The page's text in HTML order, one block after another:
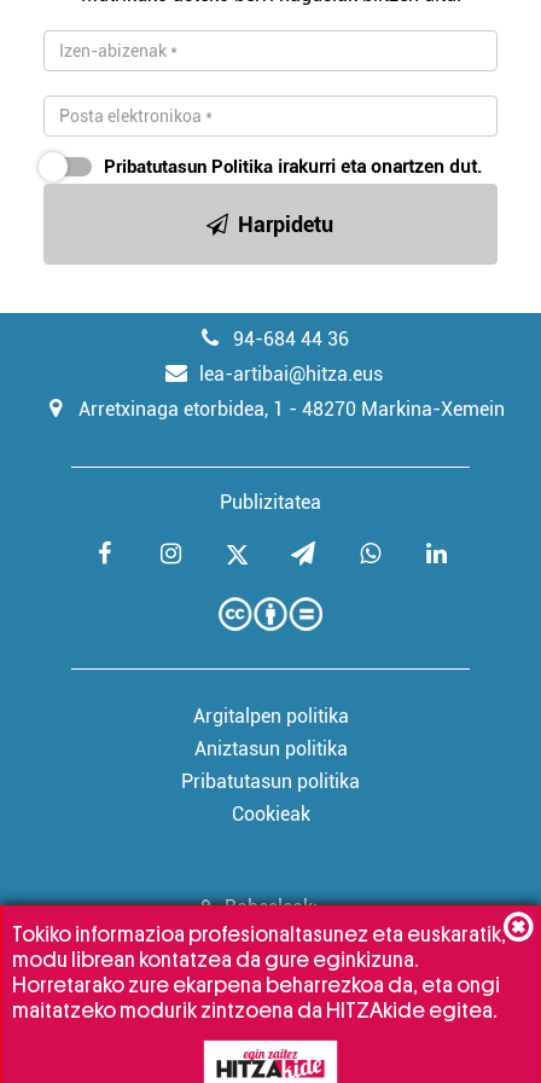
Pribatutasun Politika irakurri eta onartzen dut.
Harpidetu
94-684 44 36
lea-artibai@hitza.eus
Arretxinaga etorbidea, 1 - 48270 Markina-Xemein
Publizitatea
Argitalpen politika
Aniztasun politika
Pribatutasun politika
Cookieak
Babesleak:
Tokiko informazioa profesionaltasunez eta euskaratik,
modu librean kontatzea da gure eginkizuna.
Horretarako zure ekarpena beharrezkoa da, eta ongi
maitatzeko modurik zintzoena da HITZAkide egitea.